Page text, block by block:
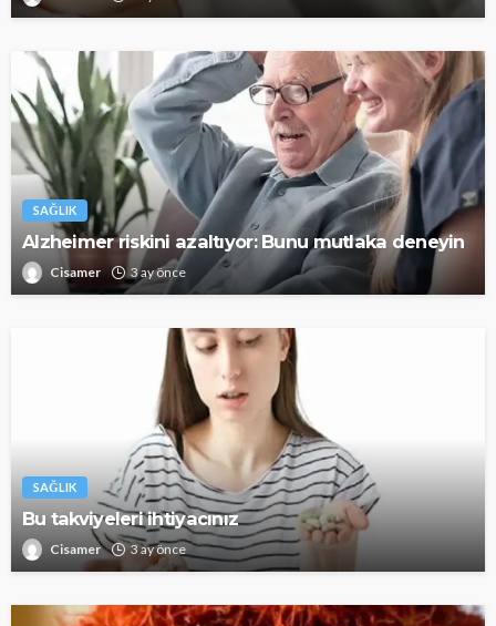
SAĞLIK
Alzheimer riskini azaltıyor: Bunu mutlaka deneyin
Cisamer 3 ay önce
SAĞLIK
Bu takviyeleri ihtiyacınız
Cisamer 3 ay önce